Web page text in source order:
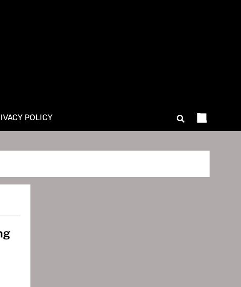
POLICY